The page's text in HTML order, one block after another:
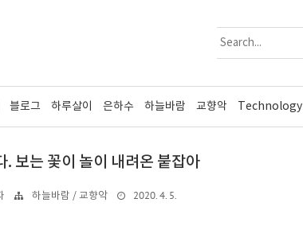
블로그 하루살이 은하수 하늘바람 교향악 Technology
. 보는 꽃이 놀이 내려온 붙잡아
하늘바람 / 교향악 2020. 4. 5.